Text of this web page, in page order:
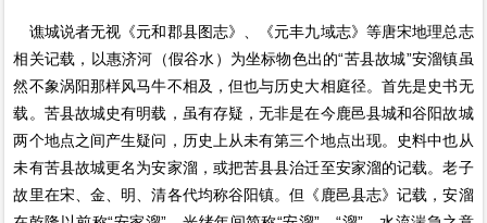
谯城说者无视《元和郡县图志》、《元丰九域志》等唐宋地理总志
相关记载，以惠济河（假谷水）为坐标物色出的“苦县故城”安溜镇虽
然不象涡阳那样风马牛不相及，但也与历史大相庭径。首先是史书无
载。苦县故城史有明载，虽有存疑，无非是在今鹿邑县城和谷阳故城
两个地点之间产生疑问，历史上从未有第三个地点出现。史料中也从
未有苦县故城更名为安家溜，或把苦县县治迁至安家溜的记载。老子
故里在宋、金、明、清各代均称谷阳镇。但《鹿邑县志》记载，安溜